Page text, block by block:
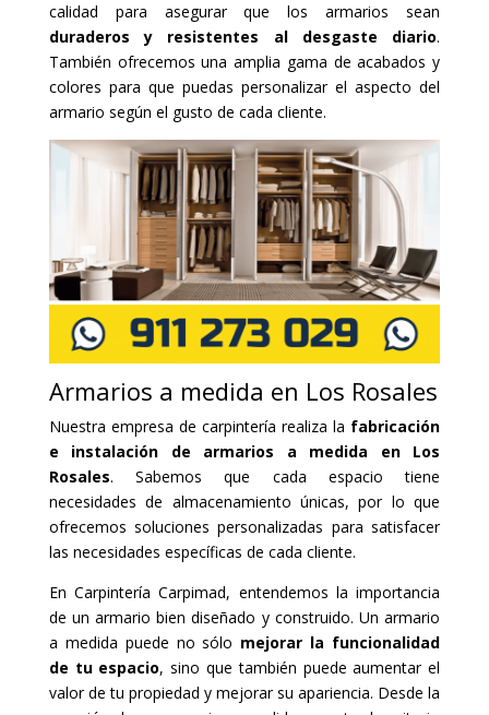
calidad para asegurar que los armarios sean
duraderos y resistentes al desgaste diario.
También ofrecemos una amplia gama de acabados y
colores para que puedas personalizar el aspecto del
armario según el gusto de cada cliente.
Armarios a medida en Los Rosales
Nuestra empresa de carpintería realiza la fabricación
e instalación de armarios a medida en Los
Rosales. Sabemos que cada espacio tiene
necesidades de almacenamiento únicas, por lo que
ofrecemos soluciones personalizadas para satisfacer
las necesidades específicas de cada cliente.
En Carpintería Carpimad, entendemos la importancia
de un armario bien diseñado y construido. Un armario
a medida puede no sólo mejorar la funcionalidad
de tu espacio, sino que también puede aumentar el
valor de tu propiedad y mejorar su apariencia. Desde la